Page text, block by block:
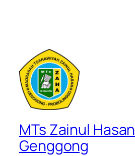
MTs Zainul Hasan
Genggong